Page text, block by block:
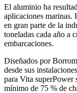
El aluminio ha
aplicaciones marinas.
en gran parte de la
toneladas cada año a
embarcaciones.
Diseñados por
desde sus
para Vita superPower
mínimo de 75 % de